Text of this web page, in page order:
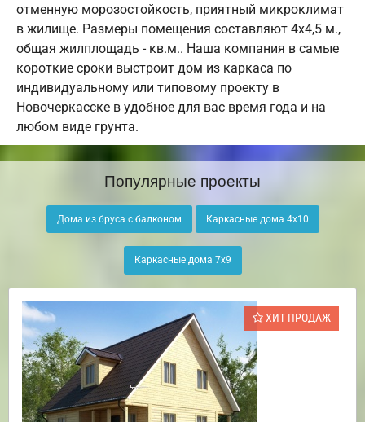
отменную морозостойкость, приятный микроклимат
в жилище. Размеры помещения составляют 4х4,5 м.,
общая жилплощадь - кв.м.. Наша компания в самые
короткие сроки выстроит дом из каркаса по
индивидуальному или типовому проекту в
Новочеркасске в удобное для вас время года и на
любом виде грунта.
Популярные проекты
Дома из бруса с балконом Каркасные дома 4х10
Каркасные дома 7х9
ХИТ ПРОДАЖ